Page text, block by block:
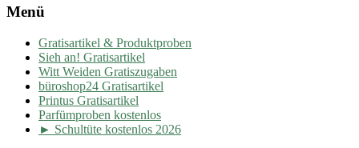
Menü
Gratisartikel & Produktproben
Sieh an! Gratisartikel
Witt Weiden Gratiszugaben
büroshop24 Gratisartikel
Printus Gratisartikel
Parfümproben kostenlos
► Schultüte kostenlos 2026